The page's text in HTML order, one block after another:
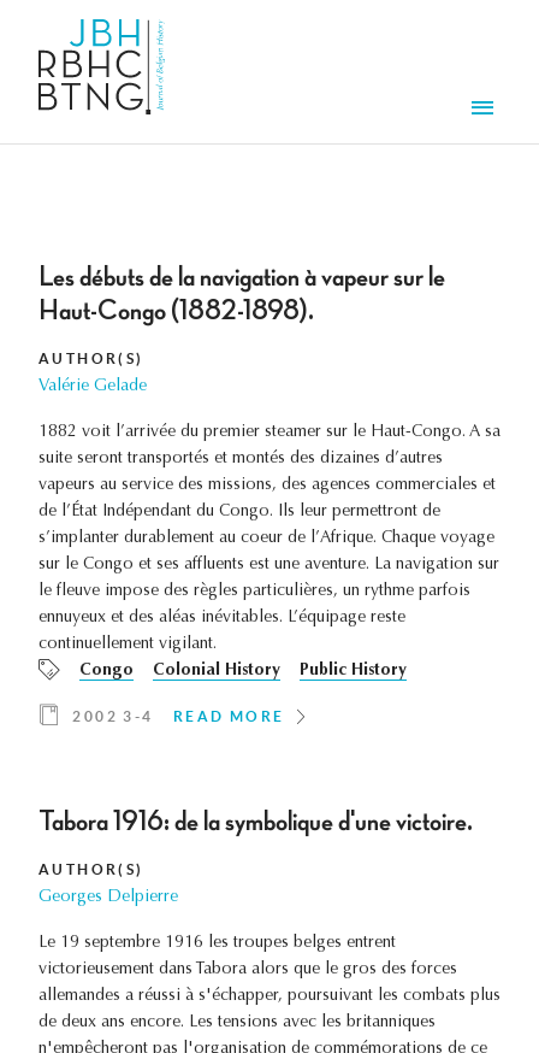
Les débuts de la navigation à vapeur sur le
Haut-Congo (1882-1898).
AUTHOR(S)
Valérie Gelade
1882 voit l’arrivée du premier steamer sur le Haut-Congo. A sa
suite seront transportés et montés des dizaines d’autres
vapeurs au service des missions, des agences commerciales et
de l’État Indépendant du Congo. Ils leur permettront de
s’implanter durablement au coeur de l’Afrique. Chaque voyage
sur le Congo et ses affluents est une aventure. La navigation sur
le fleuve impose des règles particulières, un rythme parfois
ennuyeux et des aléas inévitables. L’équipage reste
continuellement vigilant.
Congo
Colonial History Public History
2002 3-4 READ MORE
Tabora 1916: de la symbolique d'une victoire.
AUTHOR(S)
Georges Delpierre
Le 19 septembre 1916 les troupes belges entrent
victorieusement dans Tabora alors que le gros des forces
allemandes a réussi à s'échapper, poursuivant les combats plus
de deux ans encore. Les tensions avec les britanniques